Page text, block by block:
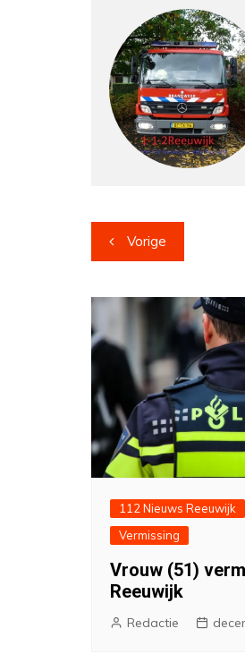
Bericht
navigatie
Vorige
112 Nieuws Reeuwijk
Vermissing
Vrouw (51)
Reeuwijk
Redactie